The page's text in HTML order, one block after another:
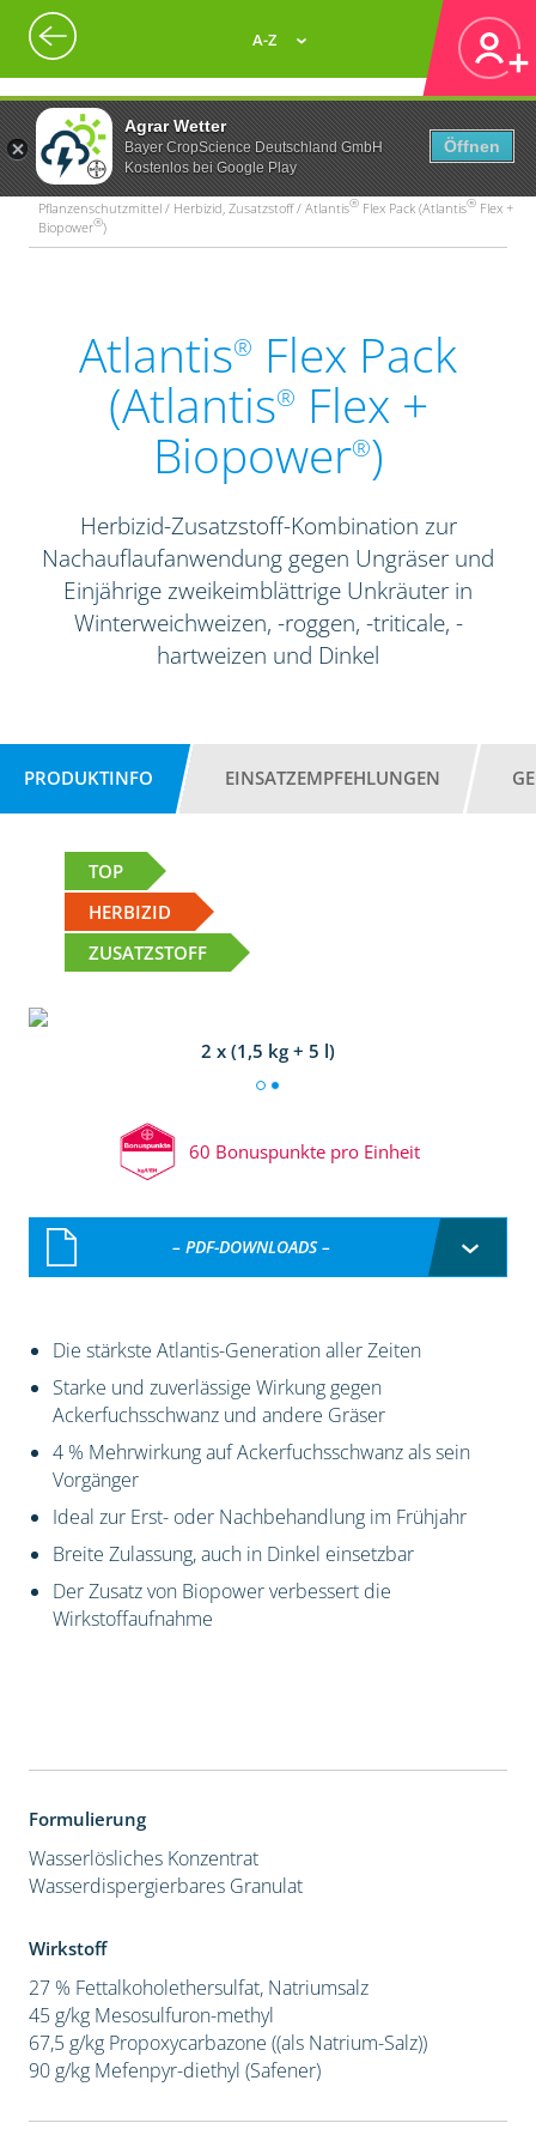
Agrar Wetter
Bayer CropScience Deutschland GmbH
Kostenlos bei Google Play
Öffnen
A-Z
Pflanzenschutzmittel / Herbizid, Zusatzstoff / Atlantis® Flex Pack (Atlantis® Flex +
Biopower®)
Atlantis® Flex Pack
(Atlantis® Flex +
Biopower®)
Herbizid-Zusatzstoff-Kombination zur
Nachauflaufanwendung gegen Ungräser und
Einjährige zweikeimblättrige Unkräuter in
Winterweichweizen, -roggen, -triticale, -
hartweizen und Dinkel
PRODUKTINFO EINSATZEMPFEHLUNGEN
TOP
HERBIZID
ZUSATZSTOFF
2 x (1,5 kg + 5 l)
60 Bonuspunkte pro Einheit
– PDF-DOWNLOADS –
Die stärkste Atlantis-Generation aller Zeiten
Starke und zuverlässige Wirkung gegen
Ackerfuchsschwanz und andere Gräser
4 % Mehrwirkung auf Ackerfuchsschwanz als sein
Vorgänger
Ideal zur Erst- oder Nachbehandlung im Frühjahr
Breite Zulassung, auch in Dinkel einsetzbar
Der Zusatz von Biopower verbessert die
Wirkstoffaufnahme
Formulierung
Wasserlösliches Konzentrat
Wasserdispergierbares Granulat
Wirkstoff
27 % Fettalkoholethersulfat, Natriumsalz
45 g/kg Mesosulfuron-methyl
67,5 g/kg Propoxycarbazone ((als Natrium-Salz))
90 g/kg Mefenpyr-diethyl (Safener)